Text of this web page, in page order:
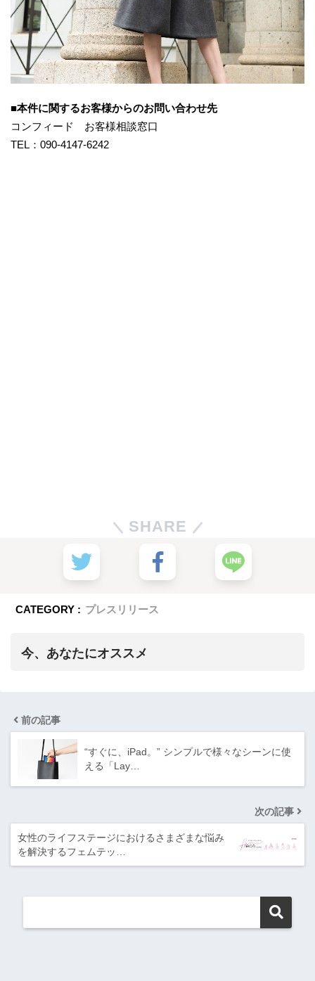
■本件に関するお客様からのお問い合わせ先
コンフィード お客様相談窓口
TEL：090-4147-6242
SHARE
CATEGORY : プレスリリース
今、あなたにオススメ
前の記事
“すぐに、iPad。” シンプルで様々なシーンに使
える「Lay…
次の記事
女性のライフステージにおけるさまざまな悩み
を解決するフェムテッ…